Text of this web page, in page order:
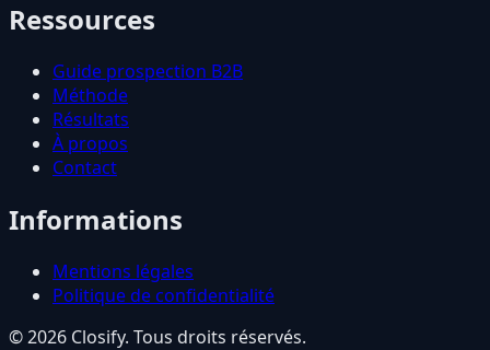
Ressources
Guide prospection B2B
Méthode
Résultats
À propos
Contact
Informations
Mentions légales
Politique de confidentialité
© 2026 Closify. Tous droits réservés.